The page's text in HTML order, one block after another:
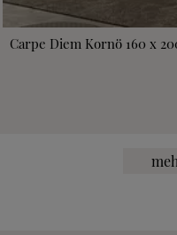
Carpe Diem Kornö 160 x